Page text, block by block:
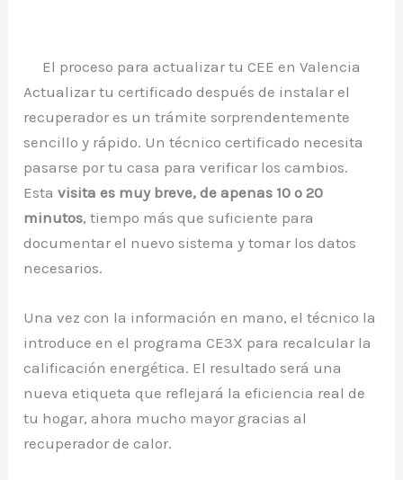
El proceso para actualizar tu CEE en Valencia
Actualizar tu certificado después de instalar el
recuperador es un trámite sorprendentemente
sencillo y rápido. Un técnico certificado necesita
pasarse por tu casa para verificar los cambios.
Estavisita es muy breve, de apenas 10 o 20
minutos, tiempo más que suficiente para
documentar el nuevo sistema y tomar los datos
necesarios.
Una vez con la información en mano, el técnico la
introduce en el programa CE3X para recalcular la
calificación energética. El resultado será una
nueva etiqueta que reflejará la eficiencia real de
tu hogar, ahora mucho mayor gracias al
recuperador de calor.